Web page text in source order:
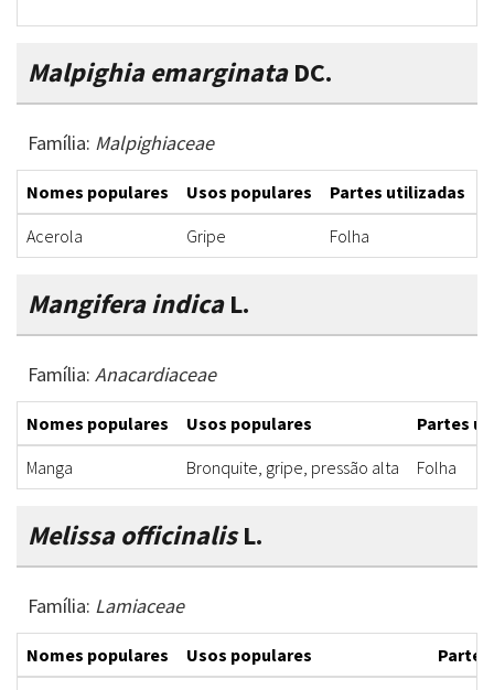
Malpighia emarginataDC.
Família: Malpighiaceae
Nomes populares Usos populares Partes utilizadas
Acerola
Gripe Folha
Mangifera indicaL.
Família: Anacardiaceae
Nomes populares Usos populares
Partes
Manga
Bronquite, gripe, pressão alta Folha
Melissa officinalisL.
Família: Lamiaceae
Nomes populares Usos populares